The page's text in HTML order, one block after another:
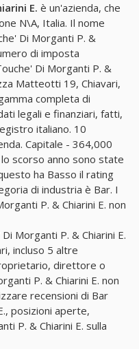
E. è un'azienda, che
N\A, Italia. Il nome
Di Morganti P. &
di imposta
Di Morganti P. &
Matteotti 19, Chiavari,
completa di
legali e finanziari, fatti,
italiano. 10
Capitale - 364,000
scorso anno sono state
ha Basso il rating
di industria è Bar. I
P. & Chiarini E. non
Morganti P. & Chiarini E.
incluso 5 altre
direttore o
P. & Chiarini E. non
recensioni di Bar
posizioni aperte,
P. & Chiarini E. sulla